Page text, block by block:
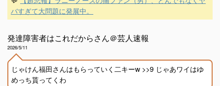
バすぎて大問題に発展中。
発達障害者はこれだからさん＠芸人速報
2026/5/11
じゃけん福田さんはもらっていく二キーw >>9 じゃあワイはゆ
めっち貰ってくわ